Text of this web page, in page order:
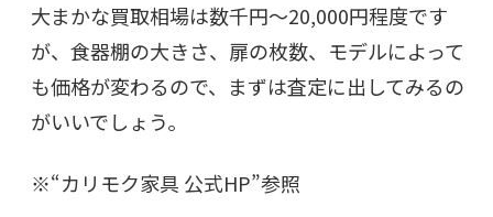
大まかな買取相場は数千円〜20,000円程度です
が、食器棚の大きさ、扉の枚数、モデルによって
も価格が変わるので、まずは査定に出してみるの
がいいでしょう。
※“カリモク家具 公式HP”参照